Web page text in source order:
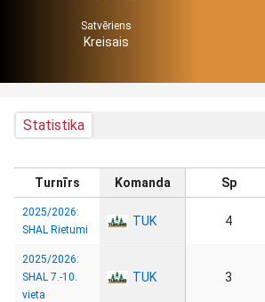
Satvēriens
Kreisais
Statistika
Turnīrs Komanda Sp
2025/2026:
SHAL Rietumi
TUK 4
2025/2026:
SHAL 7.-10.
vieta
TUK 3